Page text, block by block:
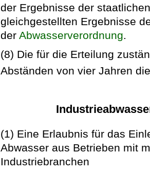
der Ergebnisse der
gleichgestellten Ergebnisse
derAbwasserverordnung.
(8) Die für die Erteilung
Abständen von vier Jahren
(1) Eine Erlaubnis für das
Abwasser aus Betrieben mit
Industriebranchen